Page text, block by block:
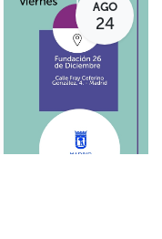
AGO
24